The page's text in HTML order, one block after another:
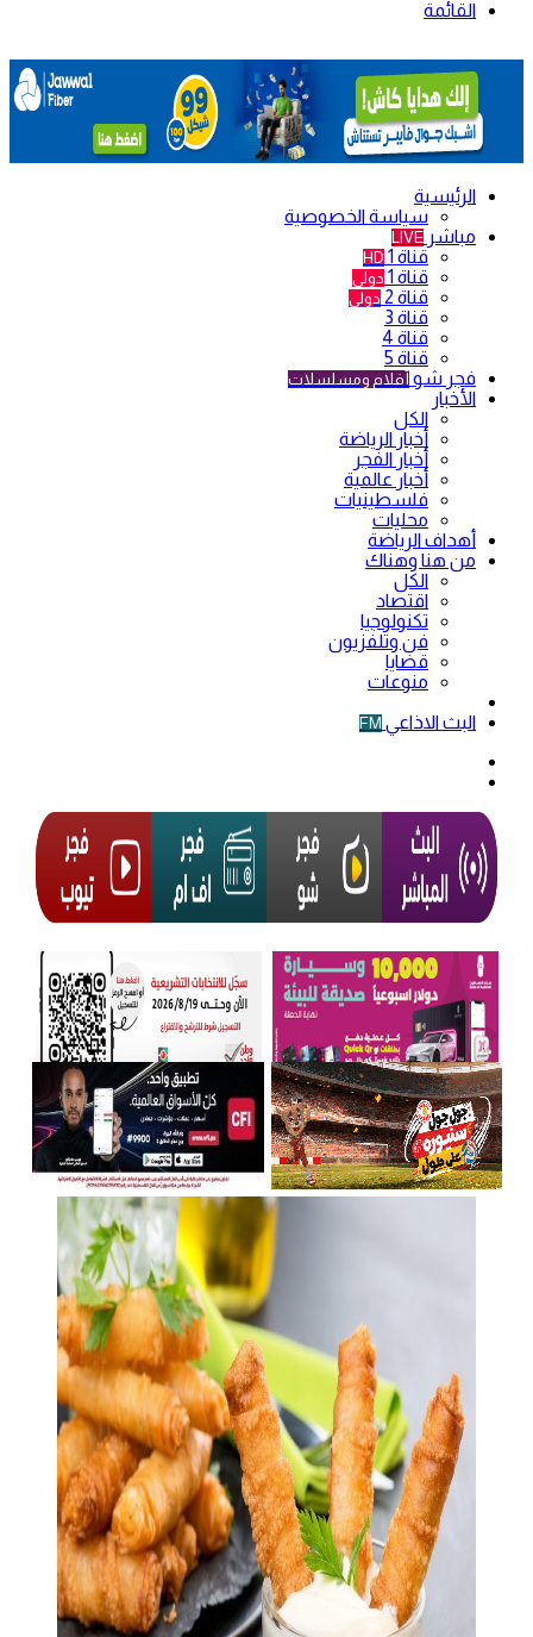
القائمة
الرئيسية
سياسة الخصوصية
مباشر LIVE
قناة 1 HD
قناة 1 دولي
قناة 2 دولي
قناة 3
قناة 4
قناة 5
فجر شو أفلام ومسلسلات
الأخبار
الكل
أخبار الرياضة
أخبار الفجر
أخبار عالمية
فلسطينيات
محليات
أهداف الرياضة
من هنا وهناك
الكل
اقتصاد
تكنولوجيا
فن وتلفزيون
قضايا
منوعات
البث الاذاعي FM